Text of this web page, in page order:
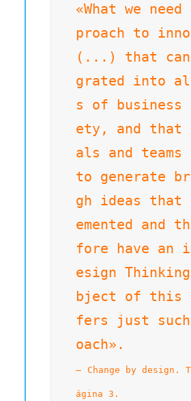
«What we
proach to
(...) that
grated into
s of business
ety, and that
als and teams
to generate
gh ideas that
emented and
fore have an
esign
bject of this
fers just
Change by design.
ágina 3.